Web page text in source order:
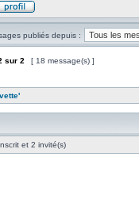
publiés depuis :
sur 2 [ 18 message(s) ]
et 2 invité(s)